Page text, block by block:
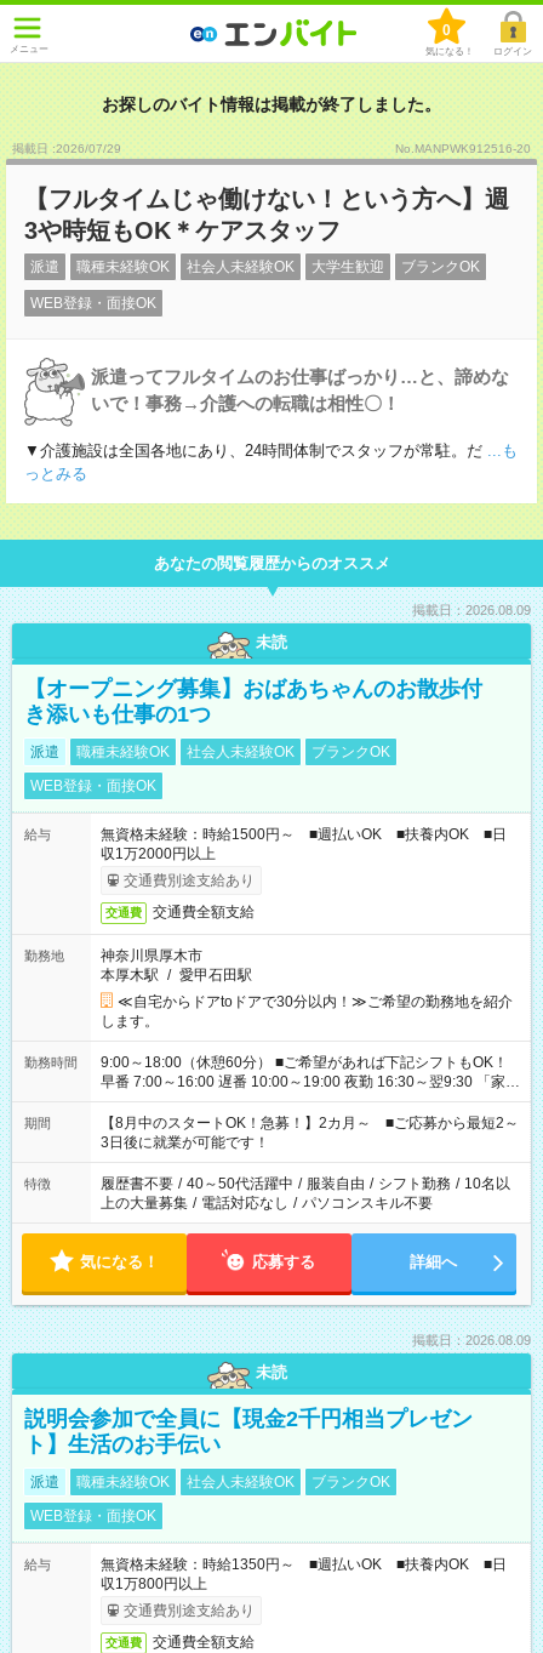
メニュー
0
気になる！ ログイン
お探しのバイト情報は掲載が終了しました。
掲載日 :2026/07/29 No.MANPWK912516-20
【フルタイムじゃ働けない！という方へ】週
3や時短もOK＊ケアスタッフ
派遣 職種未経験OK 社会人未経験OK 大学生歓迎 ブランクOK
WEB登録・面接OK
派遣ってフルタイムのお仕事ばっかり…と、諦めな
いで！事務→介護への転職は相性〇！
▼介護施設は全国各地にあり、24時間体制でスタッフが常駐。だ ...も
っとみる
あなたの閲覧履歴からのオススメ
掲載日：2026.08.09
未読
【オープニング募集】おばあちゃんのお散歩付
き添いも仕事の1つ
派遣 職種未経験OK 社会人未経験OK
ブランクOK
WEB登録・面接OK
給与
無資格未経験：時給1500円～ ■週払いOK ■扶養内OK ■日
収1万2000円以上
交通費別途支給あり
交通費 交通費全額支給
勤務地
神奈川県厚木市
本厚木駅 / 愛甲石田駅
≪自宅からドアtoドアで30分以内！≫ご希望の勤務地を紹介
します。
勤務時間
9:00～18:00（休憩60分） ■ご希望があれば下記シフトもOK！
早番 7:00～16:00 遅番 10:00～19:00 夜勤 16:30～翌9:30 「家族
と休みを合わせたい」 「余裕を持って夕飯の準備がしたい」
「できれば残業はしたくない」 など、ご希望を教えてください
ね。 ※Wワーク希望の方へ 今ご覧のお仕事で希望する勤務時間
と、もう1つのお仕事の勤務時間。 合計で週40時間を超える場
合は応募できません。
期間
【8月中のスタートOK！急募！】2カ月～ ■ご応募から最短2～
3日後に就業が可能です！
特徴 履歴書不要 / 40～50代活躍中 / 服装自由 / シフト勤務 / 10名以
上の大量募集 / 電話対応なし / パソコンスキル不要
気になる！ 応募する 詳細へ
掲載日：2026.08.09
未読
説明会参加で全員に【現金2千円相当プレゼン
ト】生活のお手伝い
派遣 職種未経験OK 社会人未経験OK
ブランクOK
WEB登録・面接OK
給与
無資格未経験：時給1350円～ ■週払いOK ■扶養内OK ■日
収1万800円以上
交通費別途支給あり
交通費 交通費全額支給